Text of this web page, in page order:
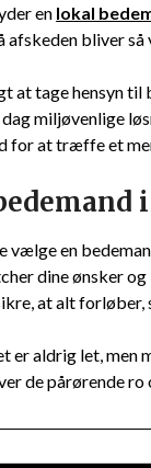
en lokal
afskeden bliver
at tage hensyn
miljøvenlige
for at træffe et
vælge en
dine ønsker
at alt forløber,
er aldrig let,
de pårørende ro